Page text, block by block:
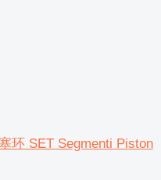
环 SET Segmenti Piston